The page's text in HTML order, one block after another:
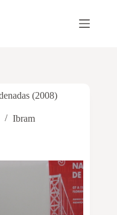
(2008)
Ibram